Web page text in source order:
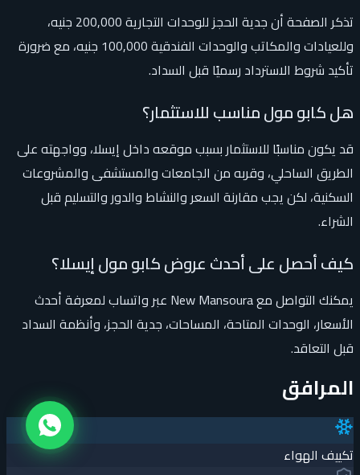
تذكر الصفحة أن جدية الحجز للوحدات التجارية 200,000 جنيه،
وللعيادات والمكاتب والوحدات الفندقية 100,000 جنيه، مع ضرورة
تأكيد شروط الاسترداد رسميًا قبل السداد.
هل كابو مول مناسب للاستثمار؟
قد يكون مناسبًا للاستثمار بسبب موقعه داخل إيسلا، وواجهته على
الطريق الساحلي، وقربه من الجامعات والمستشفى والمشروعات
السكنية، لكن يجب مقارنة السعر والنشاط والدور والتسليم قبل
الشراء.
كيف أحصل على أحدث عروض كابو مول إيسلا؟
يمكنك التواصل مع New Mansoura عبر واتساب لمعرفة أحدث
الأسعار، الوحدات المتاحة، المساحات، جدية الحجز، وأنظمة السداد
قبل التعاقد.
المرافق
تكييف الهواء